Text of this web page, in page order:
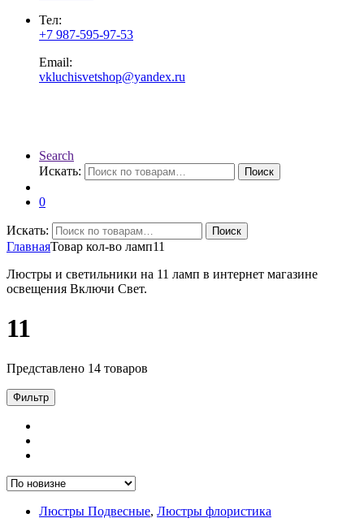
Тел:
+7 987-595-97-53
Email:
vkluchisvetshop@yandex.ru
Search
Искать:
Поиск
0
Искать: Поиск
ГлавнаяТовар кол-во ламп11
Люстры и светильники на 11 ламп в интернет магазине
освещения Включи Свет.
11
Представлено 14 товаров
Фильтр
Люстры Подвесные, Люстры флористика